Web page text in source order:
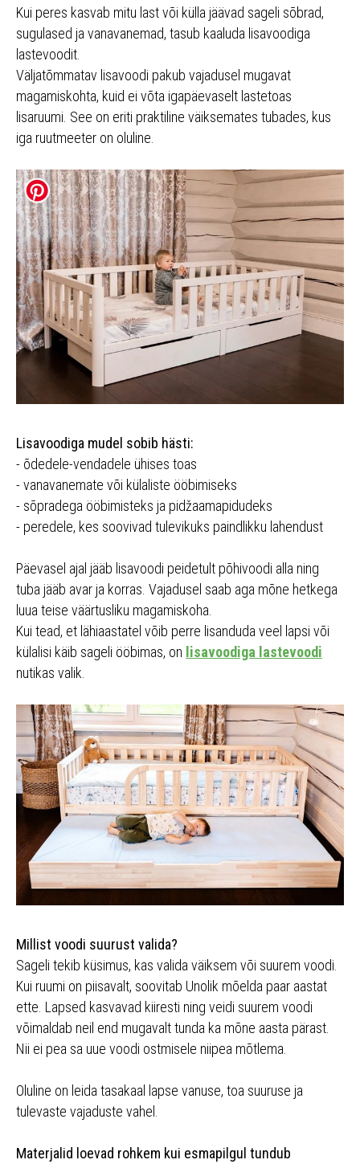
Kui peres kasvab mitu last või külla jäävad sageli sõbrad,
sugulased ja vanavanemad, tasub kaaluda lisavoodiga
lastevoodit.
Väljatõmmatav lisavoodi pakub vajadusel mugavat
magamiskohta, kuid ei võta igapäevaselt lastetoas
lisaruumi. See on eriti praktiline väiksemates tubades, kus
iga ruutmeeter on oluline.
Lisavoodiga mudel sobib hästi:
- õdedele-vendadele ühises toas
- vanavanemate või külaliste ööbimiseks
- sõpradega ööbimisteks ja pidžaamapidudeks
- peredele, kes soovivad tulevikuks paindlikku lahendust
Päevasel ajal jääb lisavoodi peidetult põhivoodi alla ning
tuba jääb avar ja korras. Vajadusel saab aga mõne hetkega
luua teise väärtusliku magamiskoha.
Kui tead, et lähiaastatel võib perre lisanduda veel lapsi või
külalisi käib sageli ööbimas, on lisavoodiga lastevoodi
nutikas valik.
Millist voodi suurust valida?
Sageli tekib küsimus, kas valida väiksem või suurem voodi.
Kui ruumi on piisavalt, soovitab Unolik mõelda paar aastat
ette. Lapsed kasvavad kiiresti ning veidi suurem voodi
võimaldab neil end mugavalt tunda ka mõne aasta pärast.
Nii ei pea sa uue voodi ostmisele niipea mõtlema.
Oluline on leida tasakaal lapse vanuse, toa suuruse ja
tulevaste vajaduste vahel.
Materjalid loevad rohkem kui esmapilgul tundub